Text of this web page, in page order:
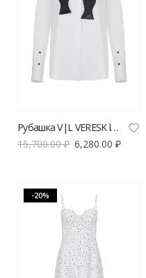
Рубашка V|L VERESK label с бабочкой
15,700.00₽ 6,280.00 ₽
-20%